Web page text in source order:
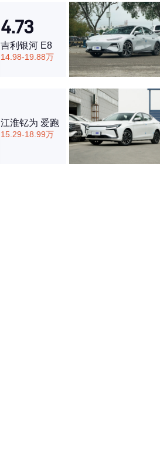
4.73
吉利银河 E8
14.98-19.88万
江淮钇为 爱跑
15.29-18.99万